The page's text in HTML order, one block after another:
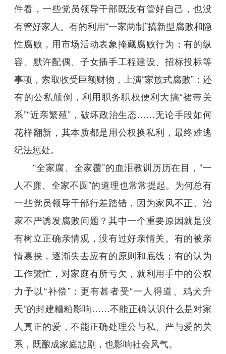
件看，一些党员领导干部既没有管好自己，也没
有管好家人。有的利用“一家两制”搞新型腐败和隐
性腐败，用市场活动表象掩藏腐败行为；有的纵
容、默许配偶、子女插手工程建设、招标投标等
事项，索取收受巨额财物，上演“家族式腐败”；还
有的公私颠倒，利用职务职权便利大搞“裙带关
系”“近亲繁殖”，破坏政治生态……无论手段如何
花样翻新，其本质都是用公权换私利，最终难逃
纪法惩处。
“全家腐、全家覆”的血泪教训历历在目，“一
人不廉、全家不圆”的道理也常常提起。为何总有
一些党员领导干部行差踏错，因为家风不正、治
家不严诱发腐败问题？其中一个重要原因就是没
有树立正确亲情观，没有过好亲情关。有的被亲
情裹挟，逐渐失去应有的原则和底线；有的认为
工作繁忙，对家庭有所亏欠，就利用手中的公权
力予以“补偿”；更有甚者受“一人得道、鸡犬升
天”的封建糟粕影响……不能正确认识什么是对家
人真正的爱，不能正确处理公与私、严与爱的关
系，既酿成家庭悲剧，也影响社会风气。